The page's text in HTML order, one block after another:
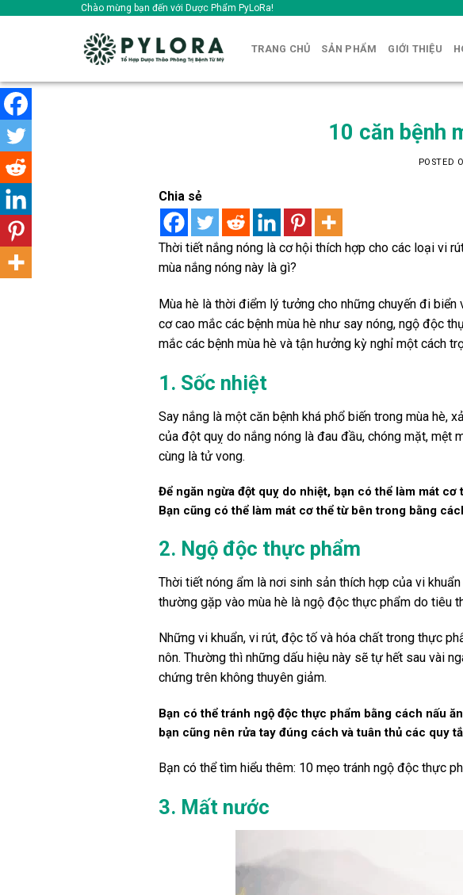
Chào mừng bạn đến với Dược Phẩm PyLoRa!
TRANG CHỦ SẢN PHẨM GIỚI THIỆU
10 căn bệnh
POSTED
Chia sẻ
Thời tiết nắng nóng là cơ hội thích hợp cho các loại vi
mùa nắng nóng này là gì?
Mùa hè là thời điểm lý tưởng cho những chuyến đi biển
cơ cao mắc các bệnh mùa hè như say nóng, ngộ độc
mắc các bệnh mùa hè và tận hưởng kỳ nghỉ một cách
1. Sốc nhiệt
Say nắng là một căn bệnh khá phổ biến trong mùa hè,
của đột quỵ do nắng nóng là đau đầu, chóng mặt, mệt
cùng là tử vong.
Để ngăn ngừa đột quỵ do nhiệt, bạn có thể làm mát
Bạn cũng có thể làm mát cơ thể từ bên trong bằng
2. Ngộ độc thực phẩm
Thời tiết nóng ẩm là nơi sinh sản thích hợp của vi
thường gặp vào mùa hè là ngộ độc thực phẩm do tiêu
Những vi khuẩn, vi rút, độc tố và hóa chất trong thực
nôn. Thường thì những dấu hiệu này sẽ tự hết sau vài
chứng trên không thuyên giảm.
Bạn có thể tránh ngộ độc thực phẩm bằng cách nấu
bạn cũng nên rửa tay đúng cách và tuân thủ các quy
Bạn có thể tìm hiểu thêm: 10 mẹo tránh ngộ độc thực
3. Mất nước